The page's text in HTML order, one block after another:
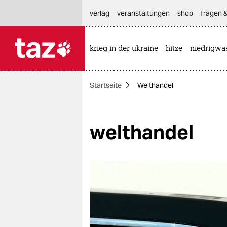
themen
öko
verlag
veranstaltungen shop fragen
krieg in der ukraine hitze
Startseite Welthandel
welthandel